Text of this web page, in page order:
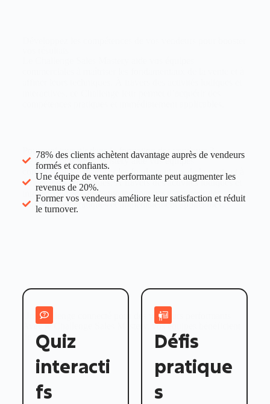
Pourquoi investir dans la formation des vendeurs ?
Le Challenge Sales Masteryaide vos équipes
commerciales à maîtriser les fondamentaux de la vente et à
affiner leurs techniques. À travers des activités ludiques et
interactives, ce Challenge leur permet d’acquérir des
compétences pratiques et immédiatement applicables.
78% des clients achètent davantage auprès de vendeurs
formés et confiants.
Une équipe de vente performante peut augmenter les
revenus de 20%.
Former vos vendeurs améliore leur satisfaction et réduit
le turnover.
Un Challenge connecté pour des vendeurs performants
Avec le
, vos équipes bénéficient
Quiz
interacti
fs
Défis
pratique
s